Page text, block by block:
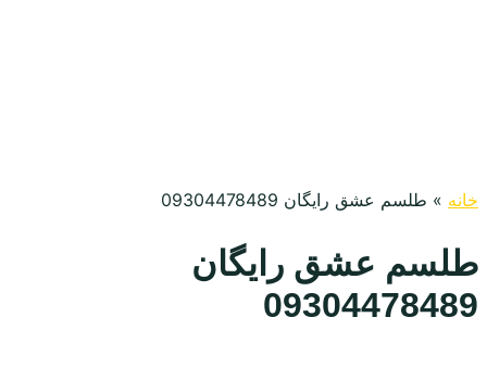
خانه » طلسم عشق رایگان 09304478489
طلسم عشق رایگان
09304478489